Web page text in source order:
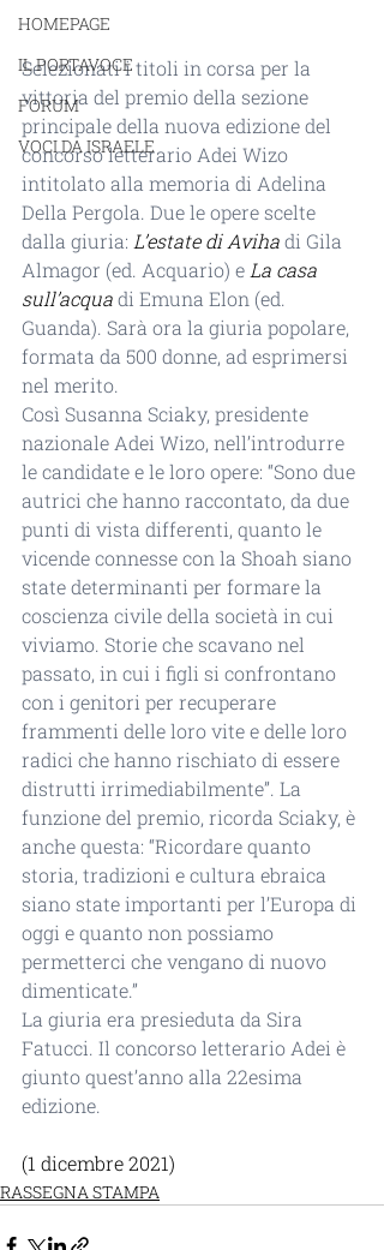
HOMEPAGE
IL PORTAVOCE
FORUM
VOCI DA ISRAELE
Selezionati i titoli in corsa per la
vittoria del premio della sezione
principale della nuova edizione del
concorso letterario Adei Wizo
intitolato alla memoria di Adelina
Della Pergola. Due le opere scelte
dalla giuria: L’estate di Aviha di Gila
Almagor (ed. Acquario) e La casa
sull’acqua di Emuna Elon (ed.
Guanda). Sarà ora la giuria popolare,
formata da 500 donne, ad esprimersi
nel merito.
Così Susanna Sciaky, presidente
nazionale Adei Wizo, nell’introdurre
le candidate e le loro opere: “Sono due
autrici che hanno raccontato, da due
punti di vista differenti, quanto le
vicende connesse con la Shoah siano
state determinanti per formare la
coscienza civile della società in cui
viviamo. Storie che scavano nel
passato, in cui i figli si confrontano
con i genitori per recuperare
frammenti delle loro vite e delle loro
radici che hanno rischiato di essere
distrutti irrimediabilmente”. La
funzione del premio, ricorda Sciaky, è
anche questa: “Ricordare quanto
storia, tradizioni e cultura ebraica
siano state importanti per l’Europa di
oggi e quanto non possiamo
permetterci che vengano di nuovo
dimenticate.”
La giuria era presieduta da Sira
Fatucci. Il concorso letterario Adei è
giunto quest’anno alla 22esima
edizione.
(1 dicembre 2021)
RASSEGNA STAMPA